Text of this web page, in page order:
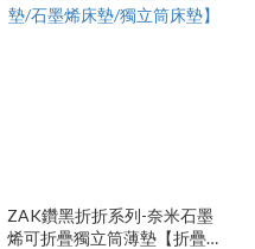
ZAK鑽黑折折系列-奈米石墨
烯可折疊獨立筒薄墊【折疊